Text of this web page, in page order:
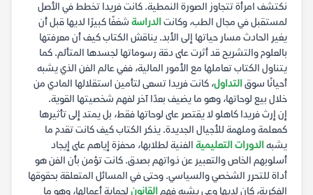
نكتشف امرأة تتجاوز الصورة النمطية. كانت فريدا تخطط في الأصل
لمستقبل في مجال الطب، وكانتالدراسة شغفًا كبيرًا لديها قبل أن
يغير الحادث مسار حياتها إلى الأبد. يناقش الكتاب كيف أن معرفتها
بالعلوم والتشريح قد أثرت على دقة رسوماتها لجسدها المتألم. كما
يتناول الكتاب تعاملها مع الأمور المالية، ففي عالم الفن الذي يشبه
أحيانًا سوقالتداول، كانت فريدا تسعى لتأمين استقلالها المادي من
خلال بيع لوحاتها، وهو ما يضيف بعدًا آخر لفهم شخصيتها القوية.
إن إرث فريدا كاهلو لا يقتصر على لوحاتها فقط، بل يمتد إلى تأثيرها
كمعلمة وملهمة للأجيال الجديدة. يذكر الكتاب كيف كانت تقدم ما
يشبهالدورات التعليمية الفنية لطلابها، محفزة إياهم على إيجاد
أسلوبهم الخاص والتعبير عن ذواتهم بصدق. كانت تؤمن بأن الفن هو
أداة للتحرر الشخصي والسياسي. وحتى في المسائل المتعلقة بحقوقها
الفكرية، كان لديها وعي يشبه فهمالقانون لحماية أعمالها، وهو ما